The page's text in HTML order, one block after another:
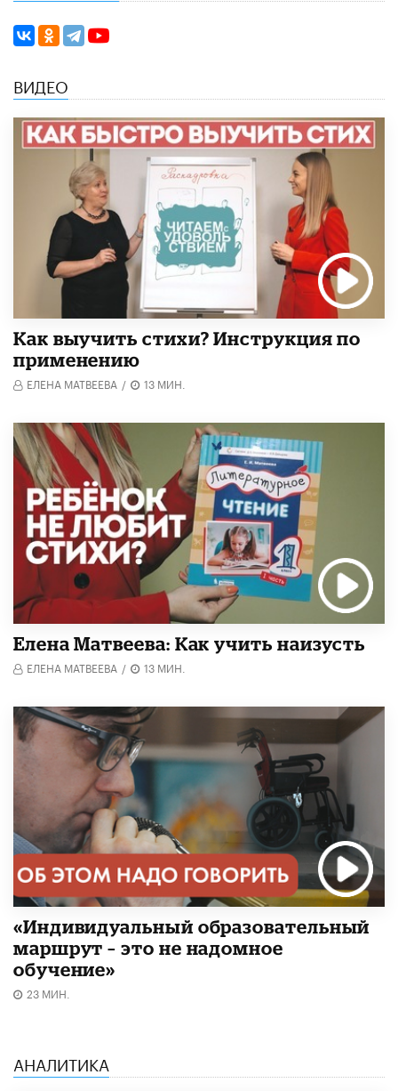
ВИДЕО
Как выучить стихи? Инструкция по
применению
ЕЛЕНА МАТВЕЕВА / 13 МИН.
Елена Матвеева: Как учить наизусть
ЕЛЕНА МАТВЕЕВА / 13 МИН.
«Индивидуальный образовательный
маршрут – это не надомное
обучение»
23 МИН.
АНАЛИТИКА